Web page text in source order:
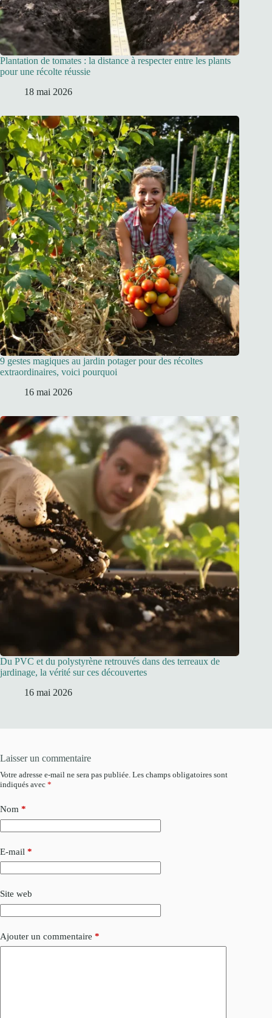
Plantation de tomates : la distance à respecter entre les plants
pour une récolte réussie
18 mai 2026
9 gestes magiques au jardin potager pour des récoltes
extraordinaires, voici pourquoi
16 mai 2026
Du PVC et du polystyrène retrouvés dans des terreaux de
jardinage, la vérité sur ces découvertes
16 mai 2026
Laisser un commentaire
Votre adresse e-mail ne sera pas publiée. Les champs obligatoires sont
indiqués avec *
Nom *
E-mail *
Site web
Ajouter un commentaire *